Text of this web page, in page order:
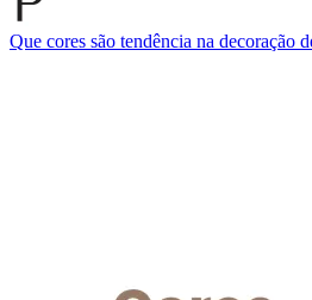
Que cores são tendência na decoração